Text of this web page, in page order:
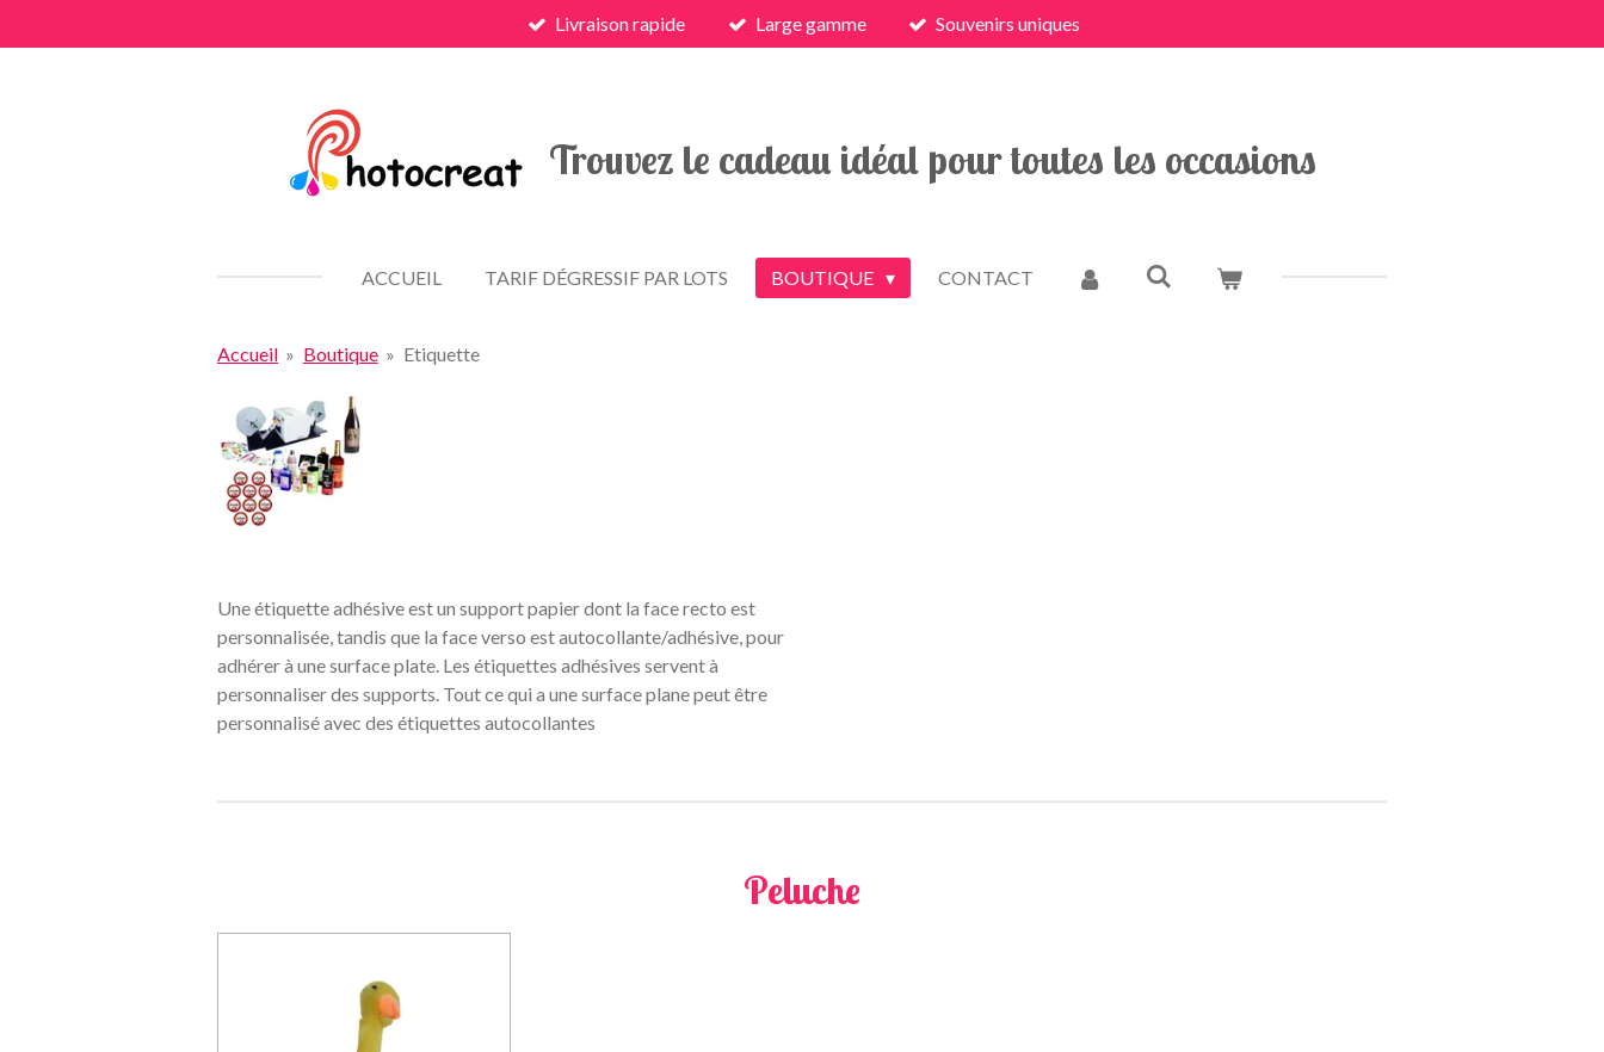
au
Livraison rapide Large gamme Souvenirs uniques
Trouvez le cadeau idéal pour toutes les occasions
ACCUEIL TARIF DÉGRESSIF PAR LOTS BOUTIQUE CONTACT
Accueil » Boutique » Etiquette
Une étiquette adhésiveest un support papier dont la face recto est
personnalisée, tandis que la face verso est autocollante/adhésive, pour
adhérer à une surface plate. Les étiquettes adhésives servent à
personnaliser des supports. Tout ce qui a une surface plane peut être
personnalisé avec des étiquettes autocollantes
Peluche